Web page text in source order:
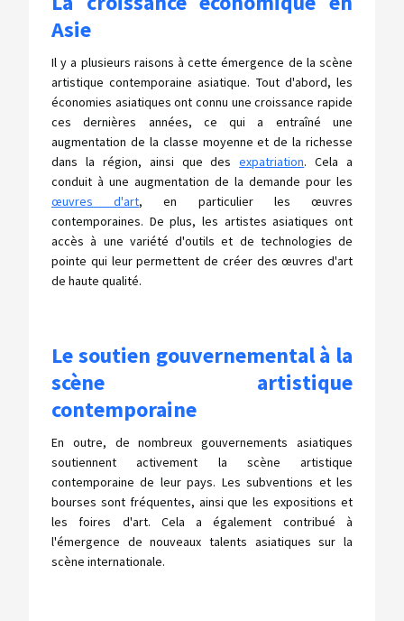
Asie
Il y a plusieurs raisons à cette émergence de la scène
artistique contemporaine asiatique. Tout d'abord, les
économies asiatiques ont connu une croissance rapide
ces dernières années, ce qui a entraîné une
augmentation de la classe moyenne et de la richesse
dans la région, ainsi que desexpatriation. Cela a
conduit à une augmentation de la demande pour les
œuvres d'art, en particulier les œuvres
contemporaines. De plus, les artistes asiatiques ont
accès à une variété d'outils et de technologies de
pointe qui leur permettent de créer des œuvres d'art
de haute qualité.
Le soutien gouvernemental à la
scène artistique
contemporaine
En outre, de nombreux gouvernements asiatiques
soutiennent activement la scène artistique
contemporaine de leur pays. Les subventions et les
bourses sont fréquentes, ainsi que les expositions et
les foires d'art. Cela a également contribué à
l'émergence de nouveaux talents asiatiques sur la
scène internationale.